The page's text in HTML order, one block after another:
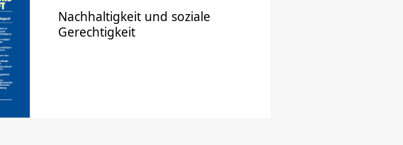
Nachhaltigkeit und soziale
Gerechtigkeit